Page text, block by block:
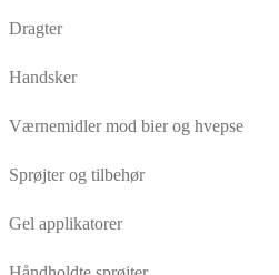
Dragter
Handsker
Værnemidler mod bier og hvepse
Sprøjter og tilbehør
Gel applikatorer